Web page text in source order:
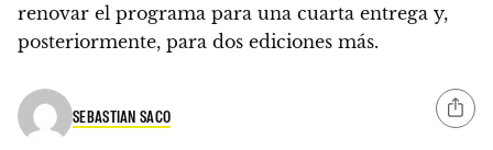
renovar el programa para una cuarta entrega y,
posteriormente, para dos ediciones más.
SEBASTIAN SACO